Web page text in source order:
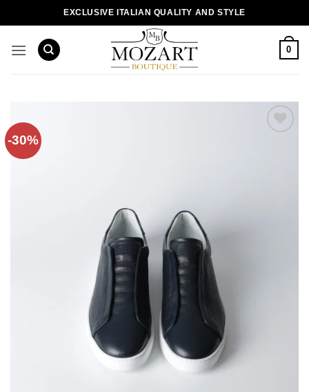
EXCLUSIVE ITALIAN QUALITY AND STYLE
0
-30%